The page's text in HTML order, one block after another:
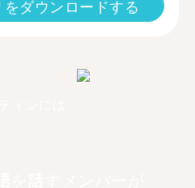
をダウンロードする